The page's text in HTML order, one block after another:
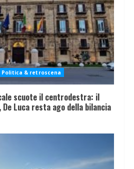
Politica & retroscena
scuote il centrodestra: il
Luca resta ago della bilancia